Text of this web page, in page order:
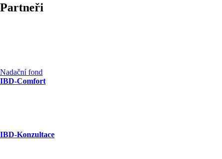
Partneři
Nadační fond
IBD-Comfort
IBD-Konzultace